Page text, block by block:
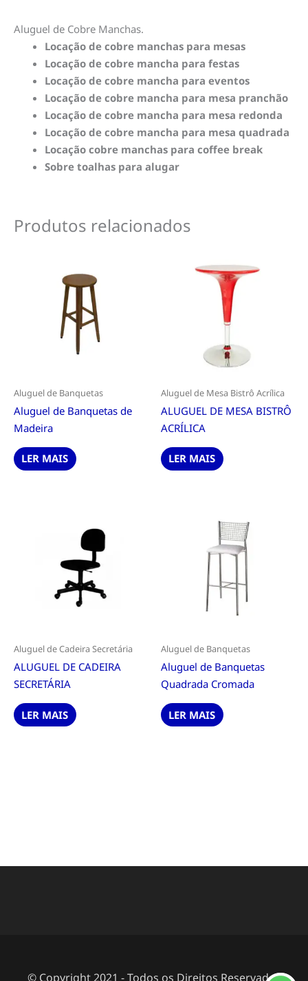
Aluguel de Cobre Manchas.
Locação de cobre manchas para mesas
Locação de cobre mancha para festas
Locação de cobre mancha para eventos
Locação de cobre mancha para mesa pranchão
Locação de cobre mancha para mesa redonda
Locação de cobre mancha para mesa quadrada
Locação cobre manchas para coffee break
Sobre toalhas para alugar
Produtos relacionados
Aluguel de Banquetas
Aluguel de Banquetas de
Madeira
LER MAIS
Aluguel de Mesa Bistrô Acrílica
ALUGUEL DE MESA BISTRÔ
ACRÍLICA
LER MAIS
Aluguel de Cadeira Secretária
ALUGUEL DE CADEIRA
SECRETÁRIA
LER MAIS
Aluguel de Banquetas
Aluguel de Banquetas
Quadrada Cromada
LER MAIS
© Copyright 2021 - Todos os Direitos Reservados